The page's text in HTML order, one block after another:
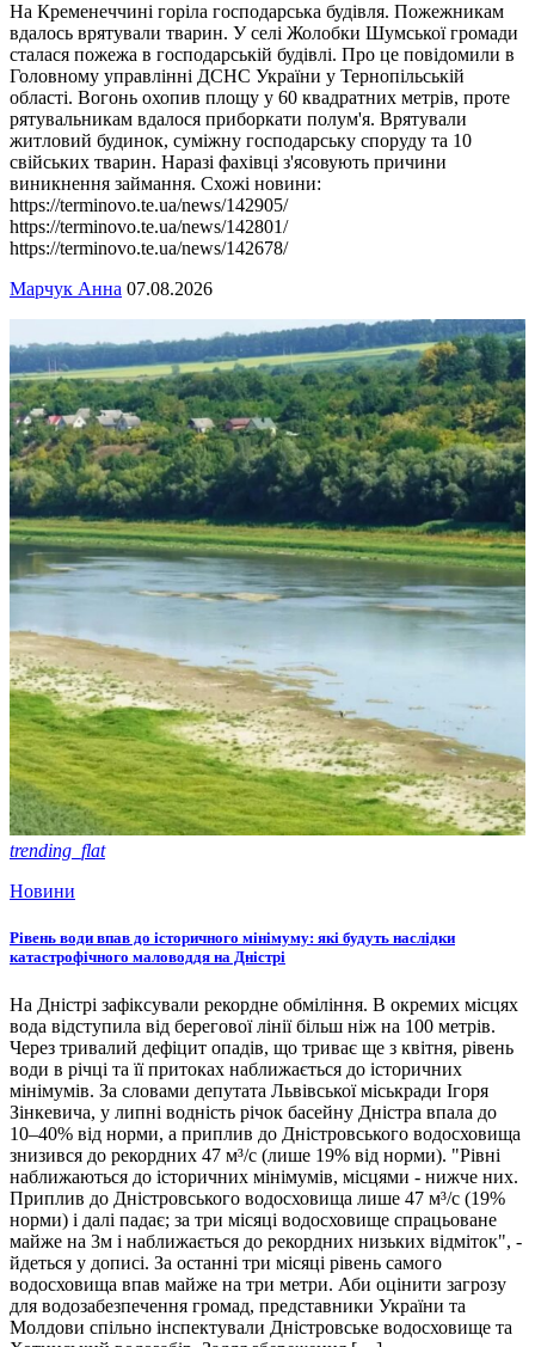
На Кременеччині горіла господарська будівля. Пожежникам
вдалось врятували тварин. У селі Жолобки Шумської громади
сталася пожежа в господарській будівлі. Про це повідомили в
Головному управлінні ДСНС України у Тернопільській
області. Вогонь охопив площу у 60 квадратних метрів, проте
рятувальникам вдалося приборкати полум'я. Врятували
житловий будинок, суміжну господарську споруду та 10
свійських тварин. Наразі фахівці з'ясовують причини
виникнення займання. Схожі новини:
https://terminovo.te.ua/news/142905/
https://terminovo.te.ua/news/142801/
https://terminovo.te.ua/news/142678/
Марчук Анна 07.08.2026
trending_flat
Новини
Рівень води впав до історичного мінімуму: які будуть наслідки
катастрофічного маловоддя на Дністрі
На Дністрі зафіксували рекордне обміління. В окремих місцях
вода відступила від берегової лінії більш ніж на 100 метрів.
Через тривалий дефіцит опадів, що триває ще з квітня, рівень
води в річці та її притоках наближається до історичних
мінімумів. За словами депутата Львівської міськради Ігоря
Зінкевича, у липні водність річок басейну Дністра впала до
10–40% від норми, а приплив до Дністровського водосховища
знизився до рекордних 47 м³/с (лише 19% від норми). "Рівні
наближаються до історичних мінімумів, місцями - нижче них.
Приплив до Дністровського водосховища лише 47 м³/с (19%
норми) і далі падає; за три місяці водосховище спрацьоване
майже на 3м і наближається до рекордних низьких відміток", -
йдеться у дописі. За останні три місяці рівень самого
водосховища впав майже на три метри. Аби оцінити загрозу
для водозабезпечення громад, представники України та
Молдови спільно інспектували Дністровське водосховище та